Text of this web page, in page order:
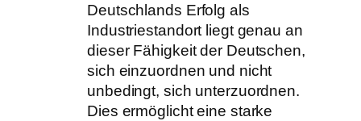
Deutschlands Erfolg als
Industriestandort liegt genau an
dieser Fähigkeit der Deutschen,
sich einzuordnen und nicht
unbedingt, sich unterzuordnen.
Dies ermöglicht eine starke